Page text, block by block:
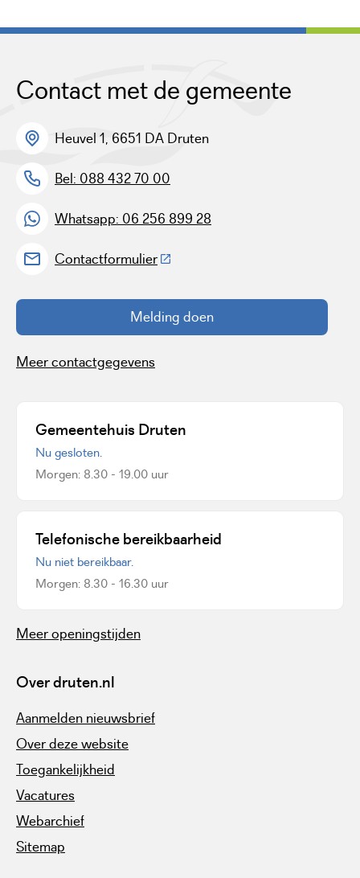
Contact met de gemeente
Heuvel 1, 6651 DA Druten
Bel: 088 432 70 00
Whatsapp: 06 256 899 28
Contactformulier(Deze link gaat naar een externe
Melding doen
Meer contactgegevens
Gemeentehuis Druten
Nu gesloten.
Morgen: 8.30 - 19.00 uur
Telefonische bereikbaarheid
Nu niet bereikbaar.
Morgen: 8.30 - 16.30 uur
Meer openingstijden
Over druten.nl
Aanmelden nieuwsbrief
Over deze website
Toegankelijkheid
Vacatures
Webarchief
Sitemap